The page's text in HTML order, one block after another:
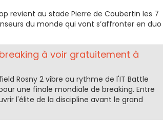
revient au stade Pierre de Coubertin les 7
du monde qui vont s’affronter en duo
à voir gratuitement à
Rosny 2 vibre au rythme de l'IT Battle
une finale mondiale de breaking. Entre
l'élite de la discipline avant le grand